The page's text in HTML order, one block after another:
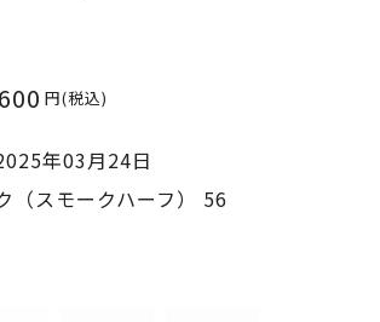
円(税込)
年03月24日
（スモークハーフ） 56